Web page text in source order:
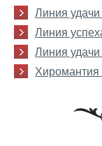
Линия
Линия
Линия
Хиромантия